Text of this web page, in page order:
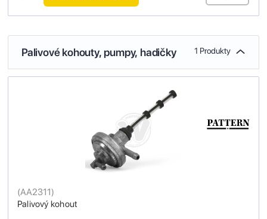
Palivové kohouty, pumpy, hadičky 1 Produkty
Palivový kohout
(AA2311)